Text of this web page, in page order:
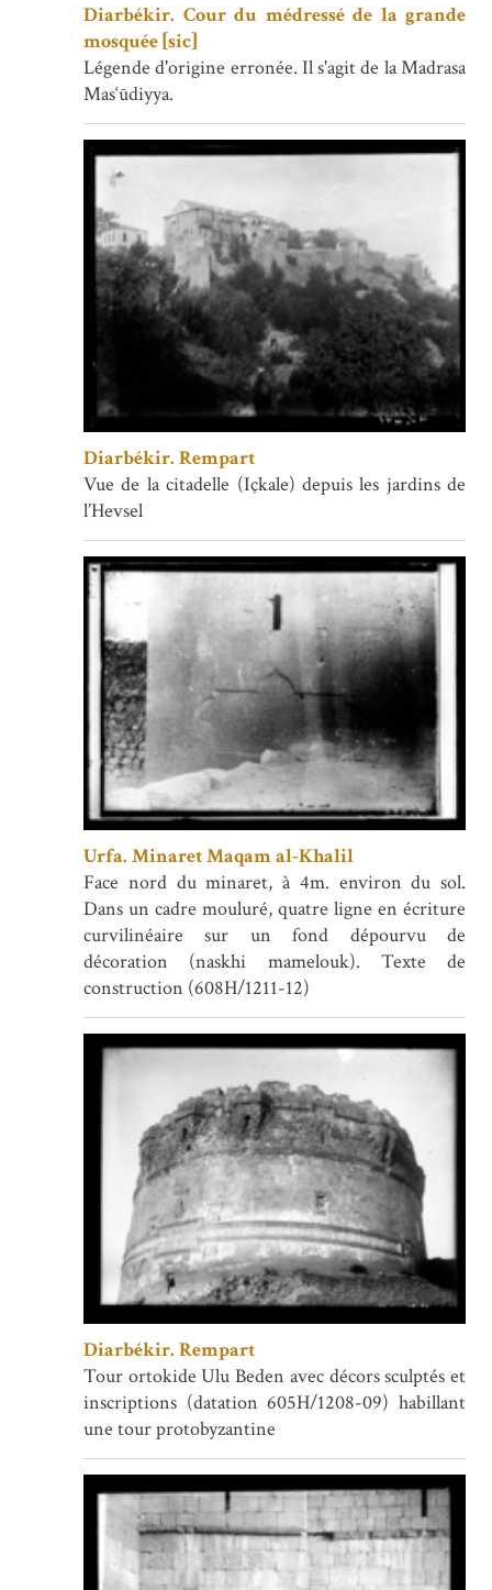
Diarbékir. Cour du médressé de la grande
mosquée [sic]
Légende d'origine erronée. Il s'agit de la Madrasa
Mas‘ūdiyya.
Diarbékir. Rempart
Vue de la citadelle (Içkale) depuis les jardins de
l’Hevsel
Urfa. Minaret Maqam al-Khalil
Face nord du minaret, à 4m. environ du sol.
Dans un cadre mouluré, quatre ligne en écriture
curvilinéaire sur un fond dépourvu de
décoration (naskhi mamelouk). Texte de
construction (608H/1211-12)
Diarbékir. Rempart
Tour ortokide Ulu Beden avec décors sculptés et
inscriptions (datation 605H/1208-09) habillant
une tour protobyzantine